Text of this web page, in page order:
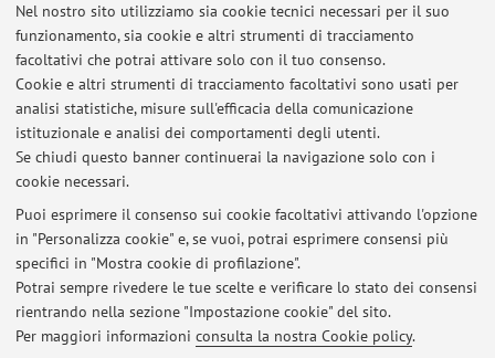
Nel nostro sito utilizziamo sia cookie tecnici necessari per il suo
funzionamento, sia cookie e altri strumenti di tracciamento
facoltativi che potrai attivare solo con il tuo consenso.
Cookie e altri strumenti di tracciamento facoltativi sono usati per
analisi statistiche, misure sull'efficacia della comunicazione
istituzionale e analisi dei comportamenti degli utenti.
Se chiudi questo banner continuerai la navigazione solo con i
cookie necessari.
Puoi esprimere il consenso sui cookie facoltativi attivando l'opzione
in "Personalizza cookie" e, se vuoi, potrai esprimere consensi più
specifici in "Mostra cookie di profilazione".
Potrai sempre rivedere le tue scelte e verificare lo stato dei consensi
rientrando nella sezione "Impostazione cookie" del sito.
Per maggiori informazioni consulta la nostra Cookie policy.
E-mail: diana.albino2@unibo.it
Dipartimento di Scienze Mediche e Chirurgiche
Via Massarenti 9, Bologna -Vai alla mappa
Ultimi avvisi
Al momento non sono presenti avvisi.